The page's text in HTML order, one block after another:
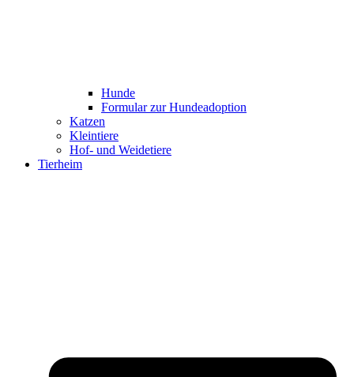
Hunde
Formular zur Hundeadoption
Katzen
Kleintiere
Hof- und Weidetiere
Tierheim